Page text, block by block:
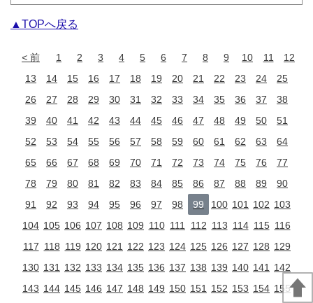
▲TOPへ戻る
前 1 2 3 4 5 6 7 8 9 10 11
12
13
14 15 16 17 18 19 20 21 22 23 24
25
26
27 28 29 30 31 32 33 34 35 36 37
38
39
40 41 42 43 44 45 46 47 48 49 50
51
52
53 54 55 56 57 58 59 60 61 62 63
64
65
66 67 68 69 70 71 72 73 74 75 76
77
78
79 80 81 82 83 84 85 86 87 88 89
90
91
92 93 94 95 96 97 98 99 100 101 102 103
104 105 106 107 108 109 110 111 112 113 114 115 116
117 118 119 120 121 122 123 124 125 126 127 128 129
130 131 132 133 134 135 136 137 138 139 140 141 142
143 144 145 146 147 148 149 150 151 152 153 154 155